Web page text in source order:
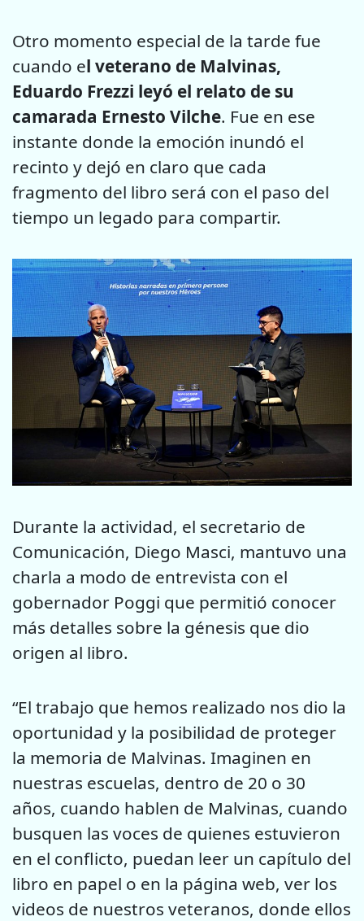
Otro momento especial de la tarde fue
cuando el veterano de Malvinas,
Eduardo Frezzi leyó el relato de su
camarada Ernesto Vilche. Fue en ese
instante donde la emoción inundó el
recinto y dejó en claro que cada
fragmento del libro será con el paso del
tiempo un legado para compartir.
Durante la actividad, el secretario de
Comunicación, Diego Masci, mantuvo una
charla a modo de entrevista con el
gobernador Poggi que permitió conocer
más detalles sobre la génesis que dio
origen al libro.
“El trabajo que hemos realizado nos dio la
oportunidad y la posibilidad de proteger
la memoria de Malvinas. Imaginen en
nuestras escuelas, dentro de 20 o 30
años, cuando hablen de Malvinas, cuando
busquen las voces de quienes estuvieron
en el conflicto, puedan leer un capítulo del
libro en papel o en la página web, ver los
videos de nuestros veteranos, donde ellos